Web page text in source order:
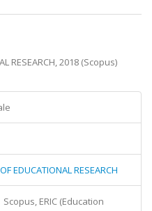
RESEARCH, 2018 (Scopus)
EDUCATIONAL RESEARCH
Scopus, ERIC (Education